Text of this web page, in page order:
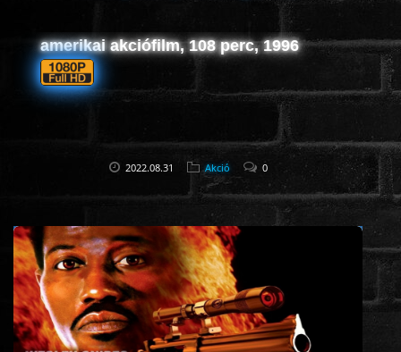
amerikai akciófilm, 108 perc, 1996
2022.08.31 Akció 0